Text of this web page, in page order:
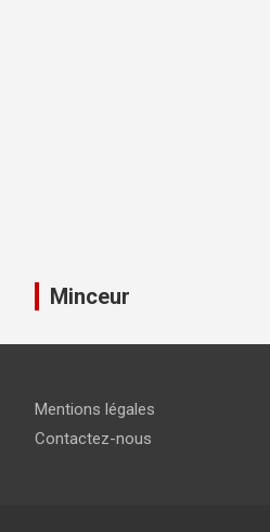
Minceur
Mentions légales
Contactez-nous